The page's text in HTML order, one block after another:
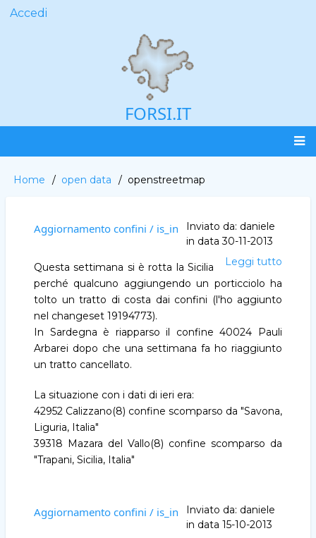
Salta
User
Accedi
FORSI.IT
Main
navigation
Briciole
Home open data openstreetmap
Aggiornamento confini / is_in Inviato da: daniele
in data30-11-2013
Leggi tutto
Questa settimana si è rotta la Sicilia
perché qualcuno aggiungendo un porticciolo ha
tolto un tratto di costa dai confini (l'ho aggiunto
nel changeset 19194773).
In Sardegna è riapparso il confine 40024 Pauli
Arbarei dopo che una settimana fa ho riaggiunto
un tratto cancellato.
La situazione con i dati di ieri era:
42952 Calizzano(8) confine scomparso da "Savona,
Liguria, Italia"
39318 Mazara del Vallo(8) confine scomparso da
"Trapani, Sicilia, Italia"
Aggiornamento confini / is_in Inviato da: daniele
in data 15-10-2013